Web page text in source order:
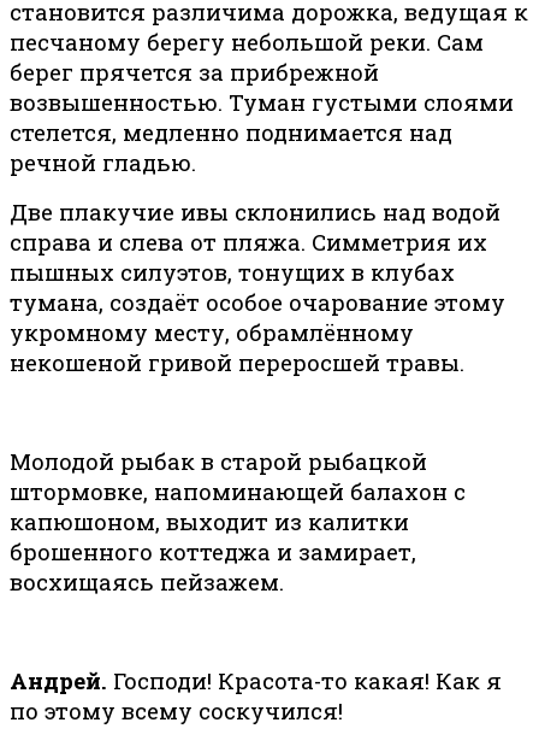
становится различима дорожка, ведущая к
песчаному берегу небольшой реки. Сам
берег прячется за прибрежной
возвышенностью. Туман густыми слоями
стелется, медленно поднимается над
речной гладью.
Две плакучие ивы склонились над водой
справа и слева от пляжа. Симметрия их
пышных силуэтов, тонущих в клубах
тумана, создаёт особое очарование этому
укромному месту, обрамлённому
некошеной гривой переросшей травы.
Молодой рыбак в старой рыбацкой
штормовке, напоминающей балахон с
капюшоном, выходит из калитки
брошенного коттеджа и замирает,
восхищаясь пейзажем.
Андрей. Господи! Красота-то какая! Как я
по этому всему соскучился!